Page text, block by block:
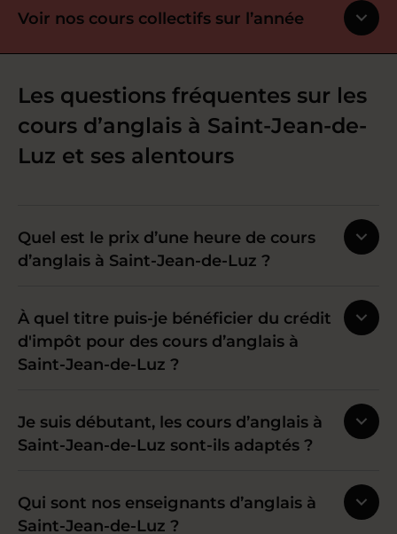
Voir nos cours collectifs sur l’année
Les questions fréquentes sur les
cours d’anglais à Saint-Jean-de-
Luz et ses alentours
Quel est le prix d’une heure de cours
d’anglais à Saint-Jean-de-Luz ?
À quel titre puis-je bénéficier du crédit
d'impôt pour des cours d’anglais à
Saint-Jean-de-Luz ?
Je suis débutant, les cours d’anglais à
Saint-Jean-de-Luz sont-ils adaptés ?
Qui sont nos enseignants d’anglais à
Saint-Jean-de-Luz ?